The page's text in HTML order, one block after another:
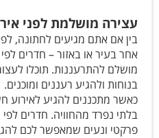
עצירה מושלמת לפני
בין אם אתם מגיעים לחתונה,
אחר בעיר או באזור – חדרים
מושלם להתרעננות. תוכלו
בנוחות ולהגיע רעננים ומוכנים.
כאשר מתכננים להגיע לאירוע
בלתי נפרד מהחוויה. חדרים
פרקטי ונעים שמאפשר לכם